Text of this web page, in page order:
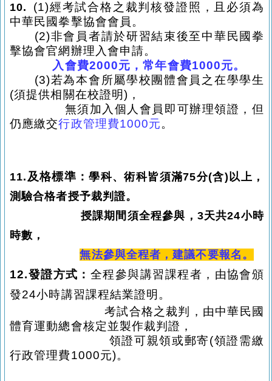
10.
(1)經考試合格之裁判核發證照，且必須為
中華民國拳擊協會會員。
(2)非會員者請於研習結束後至中華民國拳
擊協會官網辦理入會申請。
入會費2000元，常年會費1000元。
(3)若為本會所屬學校團體會員之在學學生
(須提供相關在校證明)，
無須加入個人會員即可辦理領證，但
仍應繳交行政管理費1000元。
11. 及格標準：學科、術科皆須滿75分(含)以上 ，
測驗合格者授予裁判 證。
授課期間須全程參與，3天共24小時
時數，
無法參與全程者，建議不要報名 。
12.發證方式： 全程參與講習課程者，由協會頒
發24小時講習課程結業證明。
考試合格之裁判，由中華民國
體育運動總會核定並製作裁判證，
領證可親領或郵寄(領證需繳
行政管理費1000元)。